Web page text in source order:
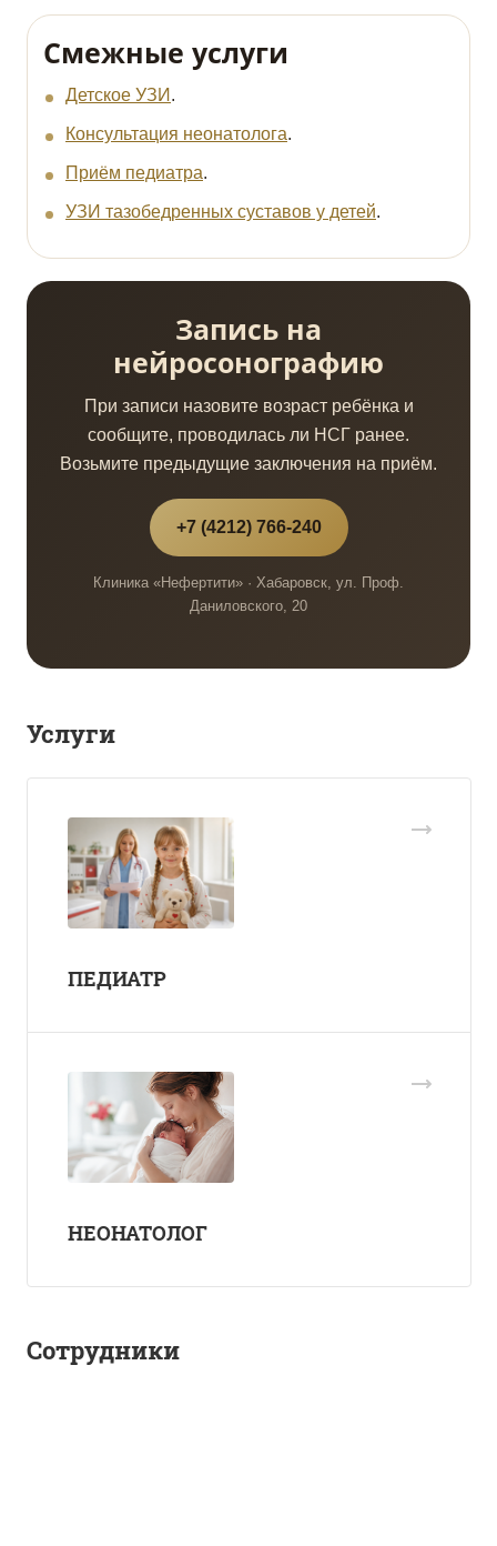
Смежные услуги
Детское УЗИ .
Консультация неонатолога.
Приём педиатра.
УЗИ тазобедренных суставов у детей.
Запись на
нейросонографию
При записи назовите возраст ребёнка и
сообщите, проводилась ли НСГ ранее.
Возьмите предыдущие заключения на приём.
+7 (4212) 766-240
Клиника «Нефертити» · Хабаровск, ул. Проф.
Даниловского, 20
Услуги
ПЕДИАТР
НЕОНАТОЛОГ
Сотрудники